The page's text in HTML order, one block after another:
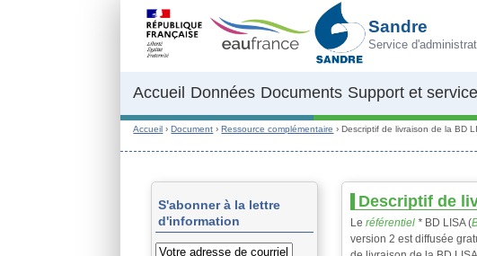
Sandre
Service
Accueil Données Documents Support et
Accueil ›Document ›Ressource complémentaire ›Descriptif de livraison de la BD
S'abonner à la lettre
d'information
Descriptif de
Leréférentiel * BD LISA (
version 2 est diffusée